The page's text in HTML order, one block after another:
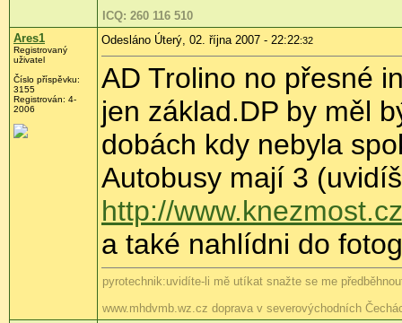
ICQ: 260 116 510
Ares1
Registrovaný
uživatel
Číslo příspěvku:
3155
Registrován: 4-
2006
Odesláno Úterý, 02. října 2007 - 22:22:32
AD Trolino no přesné
jen základ.DP by měl
dobách kdy nebyla
Autobusy mají 3
http://
a také nahlídni do
pyrotechnik:uvidíte-li mě utíkat snažte se me
www.mhdvmb.wz.cz doprava v severovýchodních